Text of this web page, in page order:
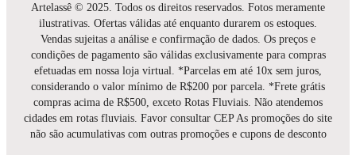
Artelassê © 2025. Todos os direitos reservados. Fotos meramente
ilustrativas. Ofertas válidas até enquanto durarem os estoques.
Vendas sujeitas a análise e confirmação de dados. Os preços e
condições de pagamento são válidas exclusivamente para compras
efetuadas em nossa loja virtual. *Parcelas em até 10x sem juros,
considerando o valor mínimo de R$200 por parcela. *Frete grátis
compras acima de R$500, exceto Rotas Fluviais. Não atendemos
cidades em rotas fluviais. Favor consultar CEP As promoções do site
não são acumulativas com outras promoções e cupons de desconto